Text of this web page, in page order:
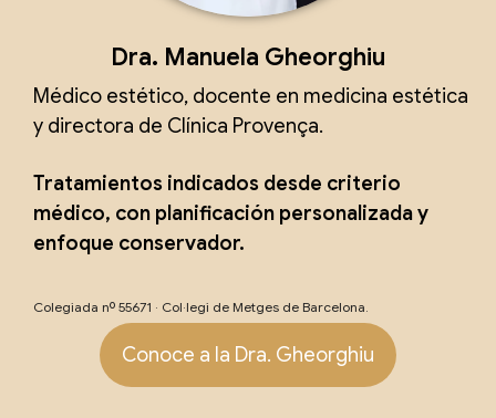
Dra. Manuela Gheorghiu
Médico estético, docente en medicina estética
y directora de Clínica Provença.
Tratamientos indicados desde criterio
médico, con planificación personalizada y
enfoque conservador.
Colegiada nº 55671 · Col·legi de Metges de Barcelona.
Conoce a la Dra. Gheorghiu